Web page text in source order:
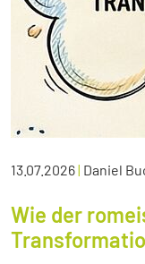
13.07.2026| Daniel
Wie der